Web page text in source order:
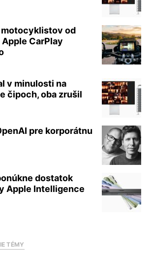
motocyklistov od
CarPlay
v minulosti na
čipoch, oba zrušil
pre korporátnu
dostatok
Apple Intelligence
TÉMY